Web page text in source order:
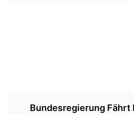
Bundesregierung Fährt